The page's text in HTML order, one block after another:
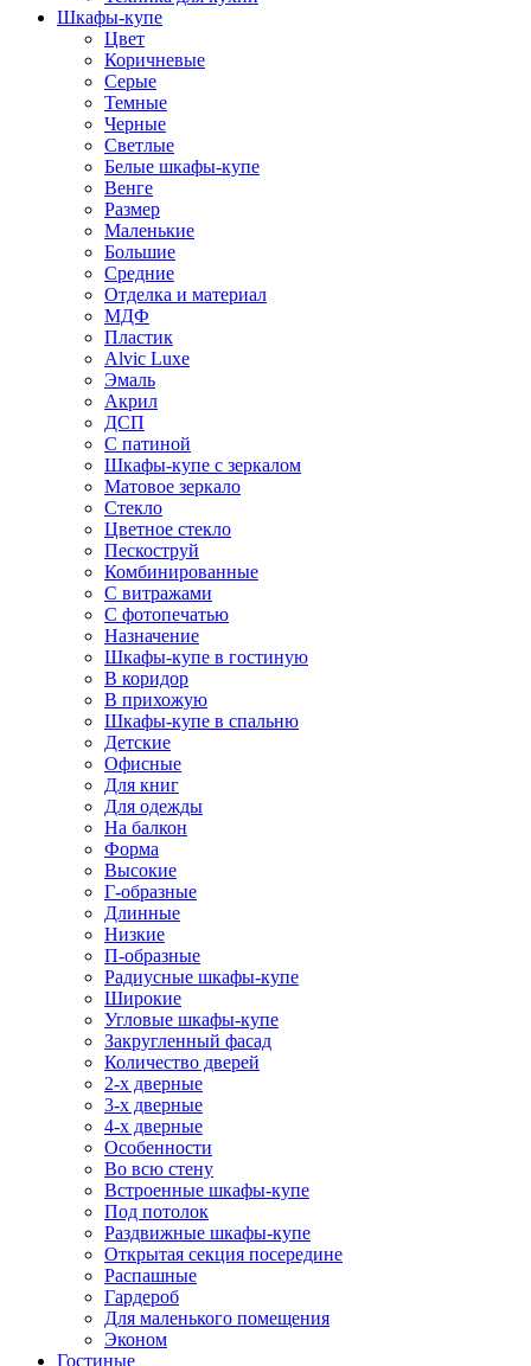
Шкафы-купе
Цвет
Коричневые
Серые
Темные
Черные
Светлые
Белые шкафы-купе
Венге
Размер
Маленькие
Большие
Средние
Отделка и материал
МДФ
Пластик
Alvic Luxe
Эмаль
Акрил
ДСП
С патиной
Шкафы-купе с зеркалом
Матовое зеркало
Стекло
Цветное стекло
Пескоструй
Комбинированные
С витражами
С фотопечатью
Назначение
Шкафы-купе в гостиную
В коридор
В прихожую
Шкафы-купе в спальню
Детские
Офисные
Для книг
Для одежды
На балкон
Форма
Высокие
Г-образные
Длинные
Низкие
П-образные
Радиусные шкафы-купе
Широкие
Угловые шкафы-купе
Закругленный фасад
Количество дверей
2-х дверные
3-х дверные
4-х дверные
Особенности
Во всю стену
Встроенные шкафы-купе
Под потолок
Раздвижные шкафы-купе
Открытая секция посередине
Распашные
Гардероб
Для маленького помещения
Эконом
Гостиные